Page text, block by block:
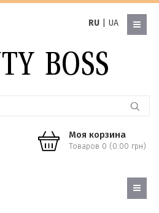
RU| UA
Моя корзина
Товаров 0 (0.00 грн)